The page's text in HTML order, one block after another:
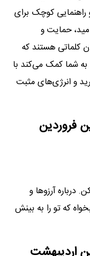
راهنمایی کوچک برای
حمایت و
کلماتی هستند که
به شما کمک می‌کند با
و انرژی‌های مثبت
فروردین
درباره آرزوها و
که تو را به بینش